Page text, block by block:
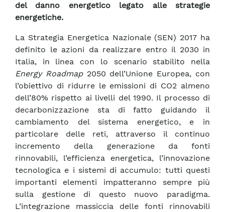
del danno energetico legato alle strategie
energetiche.
La Strategia Energetica Nazionale (SEN) 2017 ha
definito le azioni da realizzare entro il 2030 in
Italia, in linea con lo scenario stabilito nella
Energy Roadmap2050 dell’Unione Europea, con
l’obiettivo di ridurre le emissioni di CO2 almeno
dell’80% rispetto ai livelli del 1990. Il processo di
decarbonizzazione sta di fatto guidando il
cambiamento del sistema energetico, e in
particolare delle reti, attraverso il continuo
incremento della generazione da fonti
rinnovabili, l’efficienza energetica, l’innovazione
tecnologica e i sistemi di accumulo: tutti questi
importanti elementi impatteranno sempre più
sulla gestione di questo nuovo paradigma.
L’integrazione massiccia delle fonti rinnovabili